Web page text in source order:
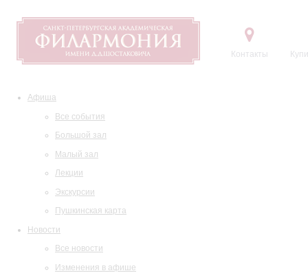
Контакты
Афиша
Все события
Большой зал
Малый зал
Лекции
Экскурсии
Пушкинская карта
Новости
Все новости
Изменения в афише